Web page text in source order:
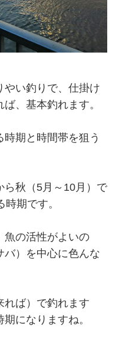
やい釣りで、仕掛け
、基本釣れます。
期と時間帯を狙う
ら秋（5月～10月）で
期です。
魚の活性がよいの
バ）を中心に色んな
れば）で釣れます
になりますね。